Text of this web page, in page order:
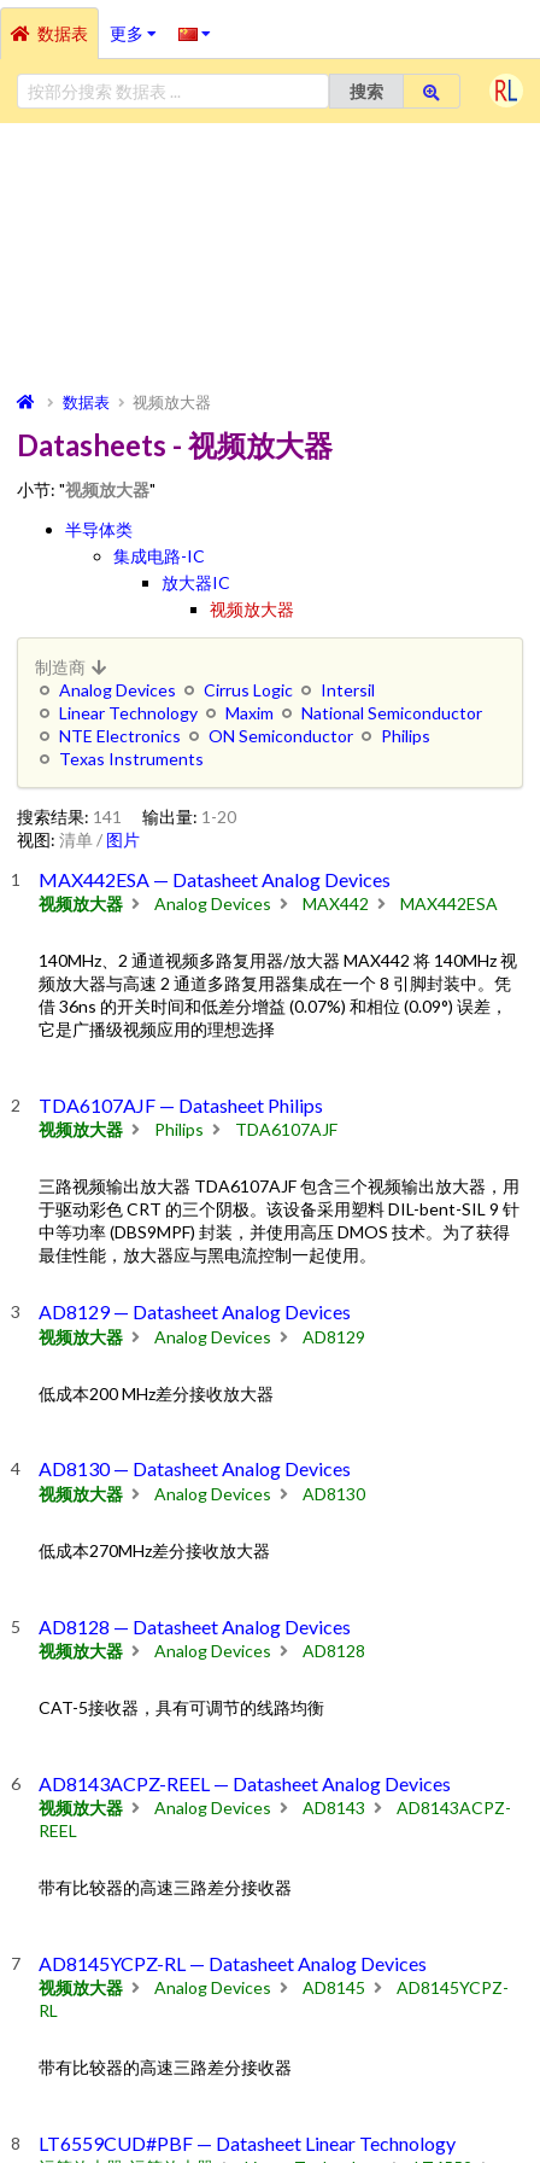
数据表 更多
搜索
数据表 视频放大器
Datasheets - 视频放大器
小节: "视频放大器"
半导体类
集成电路-IC
放大器IC
视频放大器
制造商
Analog Devices
Cirrus Logic
Intersil
Linear Technology
Maxim
National Semiconductor
NTE Electronics
ON Semiconductor
Philips
Texas Instruments
搜索结果: 141 输出量: 1-20
视图: 清单/ 图片
MAX442ESA — Datasheet Analog Devices
视频放大器 Analog Devices MAX442 MAX442ESA
140MHz、2 通道视频多路复用器/放大器 MAX442 将 140MHz 视
频放大器与高速 2 通道多路复用器集成在一个 8 引脚封装中。凭
借 36ns 的开关时间和低差分增益 (0.07%) 和相位 (0.09°) 误差，
它是广播级视频应用的理想选择
TDA6107AJF — Datasheet Philips
视频放大器 Philips TDA6107AJF
三路视频输出放大器 TDA6107AJF 包含三个视频输出放大器，用
于驱动彩色 CRT 的三个阴极。该设备采用塑料 DIL-bent-SIL 9 针
中等功率 (DBS9MPF) 封装，并使用高压 DMOS 技术。为了获得
最佳性能，放大器应与黑电流控制一起使用。
AD8129 — Datasheet Analog Devices
视频放大器 Analog Devices AD8129
低成本200 MHz差分接收放大器
AD8130 — Datasheet Analog Devices
视频放大器 Analog Devices AD8130
低成本270MHz差分接收放大器
AD8128 — Datasheet Analog Devices
视频放大器 Analog Devices AD8128
CAT-5接收器，具有可调节的线路均衡
AD8143ACPZ-REEL — Datasheet Analog Devices
视频放大器 Analog Devices AD8143
AD8143ACPZ-
REEL
带有比较器的高速三路差分接收器
AD8145YCPZ-RL — Datasheet Analog Devices
视频放大器 Analog Devices AD8145
AD8145YCPZ-
RL
带有比较器的高速三路差分接收器
LT6559CUD#PBF — Datasheet Linear Technology